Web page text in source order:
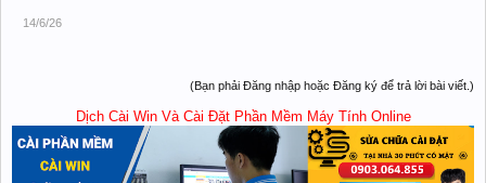
14/6/26
(Bạn phải Đăng nhập hoặc Đăng ký để trả lời bài viết.)
Dịch Cài Win Và Cài Đặt Phần Mềm Máy Tính Online